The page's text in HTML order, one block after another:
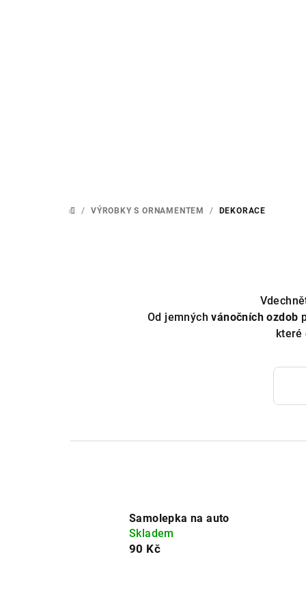
DOMŮ
/ VÝROBKY S ORNAMENTEM / DEKORACE
Od jemnýchvánočních ozdob
které
Samolepka na auto
Skladem
90 Kč